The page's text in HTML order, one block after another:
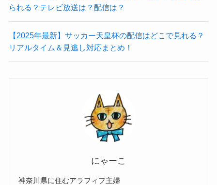
られる？テレビ放送は？配信は？
【2025年最新】サッカー天皇杯の配信はどこで見れる？
リアルタイム＆見逃し対応まとめ！
にゃーこ
神奈川県に住むアラフィフ主婦